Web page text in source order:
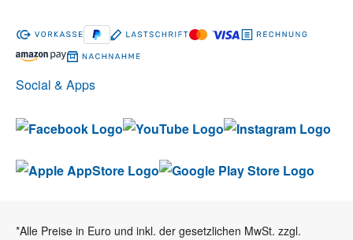
Social & Apps
*Alle Preise in Euro und inkl. der gesetzlichen MwSt. zzgl.